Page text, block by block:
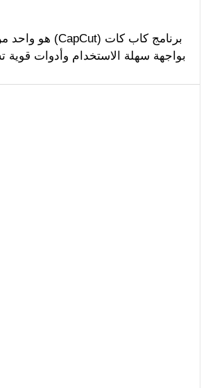
بواجهة سهلة الاستخدام وأدوات قوية